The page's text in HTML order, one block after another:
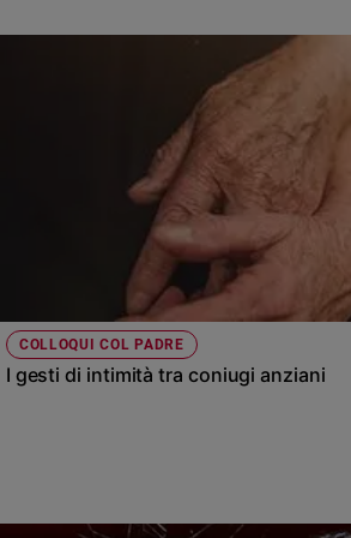
COLLOQUI COL PADRE
I gesti di intimità tra coniugi anziani